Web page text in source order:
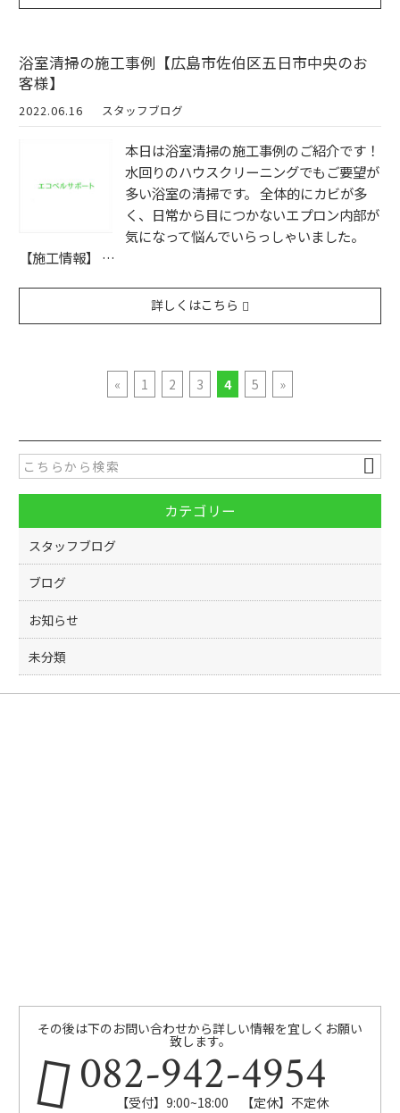
浴室清掃の施工事例【広島市佐伯区五日市中央のお
客様】
2022.06.16 スタッフブログ
本日は浴室清掃の施工事例のご紹介です！
水回りのハウスクリーニングでもご要望が
多い浴室の清掃です。 全体的にカビが多
く、日常から目につかないエプロン内部が
気になって悩んでいらっしゃいました。
【施工情報】 …
詳しくはこちら
« 1 2 3 4 5 »
カテゴリー
スタッフブログ
ブログ
お知らせ
未分類
その後は下のお問い合わせから詳しい情報を宜しくお願い
致します。
082-942-4954
【受付】9:00~18:00 【定休】不定休